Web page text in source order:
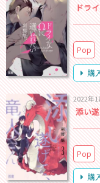
ドラ
Pop
購
2022年1
添い
Pop
購